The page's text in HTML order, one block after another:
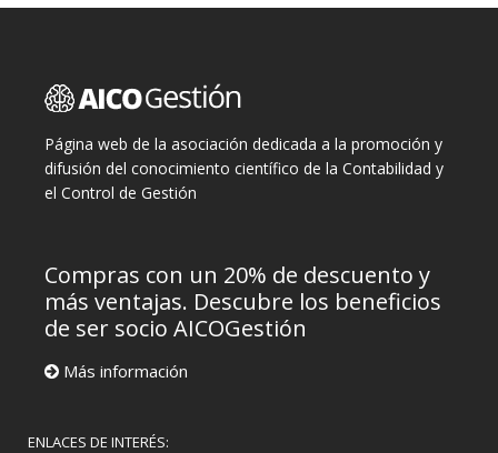
Página web de la asociación dedicada a la promoción y
difusión del conocimiento científico de la Contabilidad y
el Control de Gestión
Compras con un 20% de descuento y
más ventajas. Descubre los beneficios
de ser socio AICOGestión
Más información
ENLACES DE INTERÉS: